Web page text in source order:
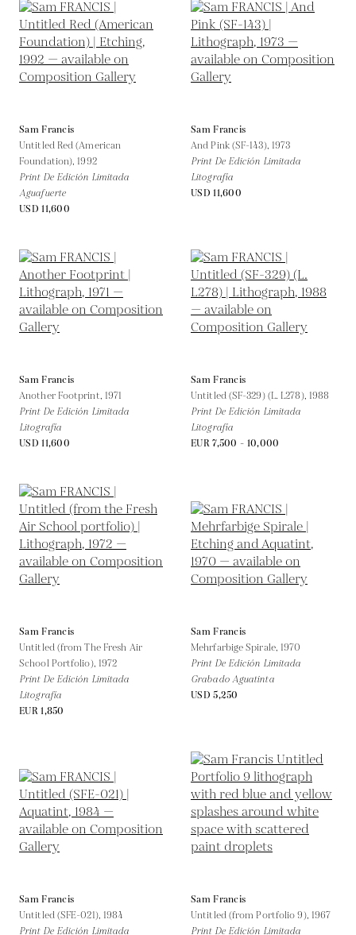
Sam Francis
Untitled Red (American
Foundation),1992
Print De Edición Limitada
Aguafuerte
USD 11,600
Sam Francis
And Pink (SF-143), 1973
Print De Edición Limitada
Litografía
USD 11,600
Sam Francis
Another Footprint, 1971
Print De Edición Limitada
Litografía
USD 11,600
Sam Francis
Untitled (SF-329) (L. L278), 1988
Print De Edición Limitada
Litografía
EUR 7,500 - 10,000
Sam Francis
Untitled (from The Fresh Air
School Portfolio), 1972
Print De Edición Limitada
Litografía
EUR 1,850
Sam Francis
Mehrfarbige Spirale,1970
Print De Edición Limitada
Grabado Aguatinta
USD 5,250
Sam Francis
Untitled (SFE-021), 1984
Print De Edición Limitada
Sam Francis
Untitled (from Portfolio 9), 1967
Print De Edición Limitada